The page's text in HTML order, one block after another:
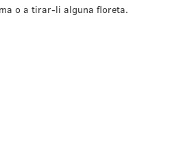
o a tirar-li alguna floreta.